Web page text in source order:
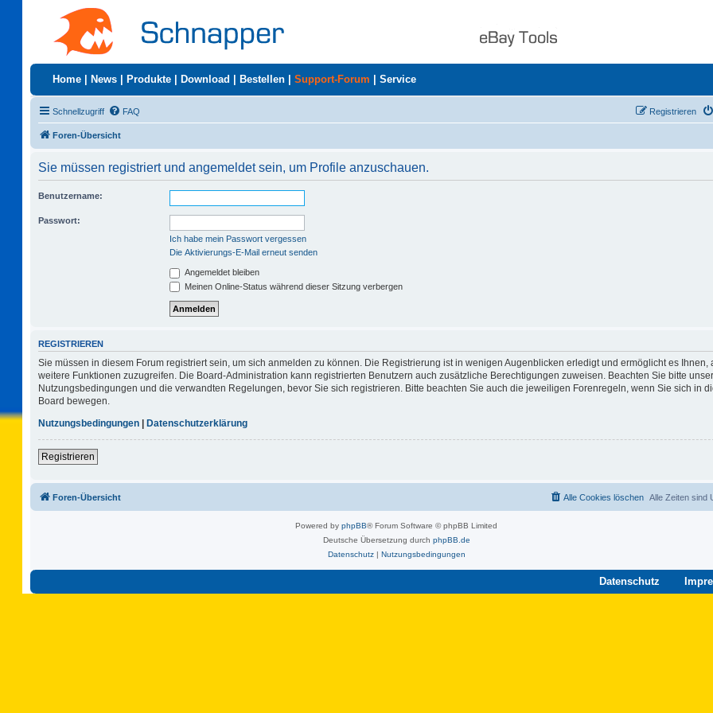
Home News Produkte Download Bestellen Support-Forum Service
Schnellzugriff FAQ Registrieren
Foren-Übersicht
Sie müssen registriert und angemeldet sein, um Profile anzuschauen.
Benutzername:
Passwort:
Ich habe mein Passwort vergessen
Die Aktivierungs-E-Mail erneut senden
Angemeldet bleiben
Meinen Online-Status während dieser Sitzung verbergen
REGISTRIEREN
Sie müssen in diesem Forum registriert sein, um sich anmelden zu können. Die Registrierung ist in wenigen Augenblicken erledigt und ermöglicht es Ihnen,
weitere Funktionen zuzugreifen. Die Board-Administration kann registrierten Benutzern auch zusätzliche Berechtigungen zuweisen. Beachten Sie bitte
Nutzungsbedingungen und die verwandten Regelungen, bevor Sie sich registrieren. Bitte beachten Sie auch die jeweiligen Forenregeln, wenn Sie sich in
Board bewegen.
Nutzungsbedingungen | Datenschutzerklärung
Registrieren
Foren-Übersicht Alle Zeiten sind
Alle Cookies löschen
Powered by phpBB® Forum Software © phpBB Limited
Deutsche Übersetzung durch phpBB.de
Datenschutz| Nutzungsbedingungen
Datenschutz